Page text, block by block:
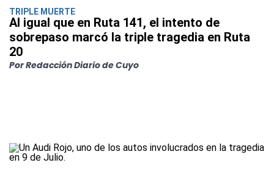
TRIPLE MUERTE
Al igual que en Ruta 141, el intento de
sobrepaso marcó la triple tragedia en Ruta
20
Por Redacción Diario de Cuyo